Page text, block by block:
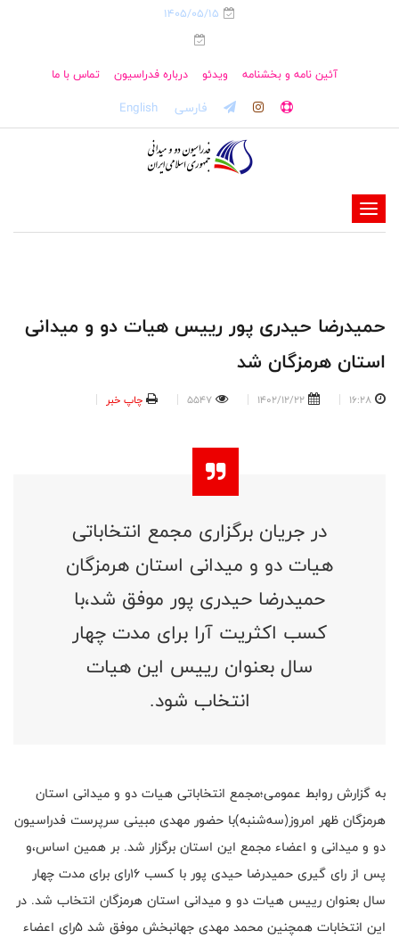
1405/05/15
آئین نامه و بخشنامه ویدئو درباره فدراسیون تماس با ما
فارسی English
-
-
-
حمیدرضا حیدری پور رییس هیات دو و میدانی
استان هرمزگان شد
16:28
1402/12/22
5547 چاپ خبر
در جریان برگزاری مجمع انتخاباتی
هیات دو و میدانی استان هرمزگان
حمیدرضا حیدری پور موفق شد،با
کسب اکثریت آرا برای مدت چهار
سال بعنوان رییس این هیات
انتخاب شود.
به گزارش روابط عمومی؛مجمع انتخاباتی هیات دو و میدانی استان
هرمزگان ظهر امروز(سه‌شنبه)با حضور مهدی مبینی سرپرست فدراسیون
دو و میدانی و اعضاء مجمع این استان برگزار شد. بر همین اساس،و
پس از رای گیری حمیدرضا حیدی پور با کسب ۱۶رای برای مدت چهار
سال بعنوان رییس هیات دو و میدانی استان هرمزگان انتخاب شد. در
این انتخابات همچنین محمد مهدی جهانبخش موفق شد ۵رای اعضاء